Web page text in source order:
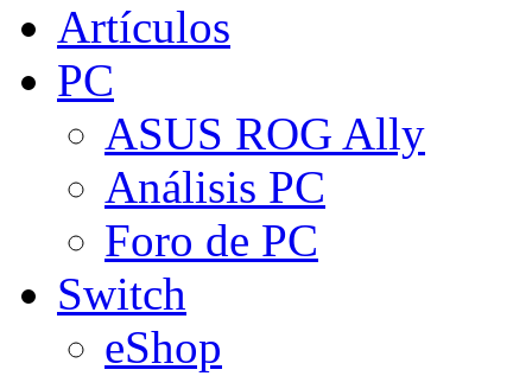
Artículos
PC
ASUS ROG Ally
Análisis PC
Foro de PC
Switch
eShop